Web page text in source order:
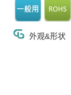
外观&形状